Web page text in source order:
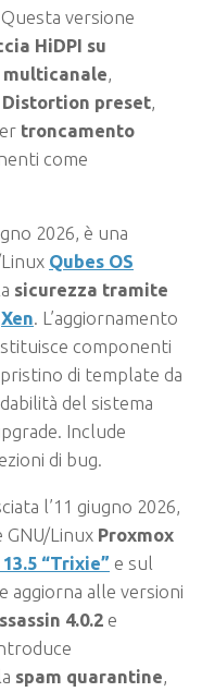
. Questa versione
HiDPI su
multicanale
Distortion preset
troncamento
come
2026, è una
Qubes OS
sicurezza tramite
Xen. L’aggiornamento
componenti
di template da
del sistema
Include
di bug.
l’11 giugno 2026,
GNU/Linux Proxmox
“Trixie” e sul
aggiorna alle versioni
4.0.2 e
spam quarantine,